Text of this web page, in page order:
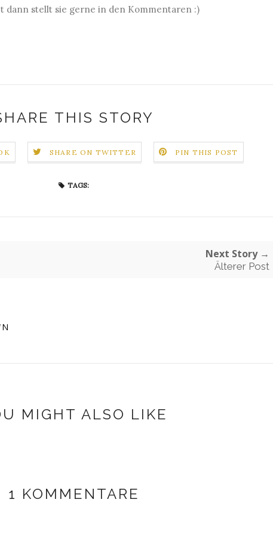
dann stellt sie gerne in den Kommentaren :)
THIS STORY
SHARE ON TWITTER PIN THIS POST
TAGS:
Next Story →
Älterer Post
MIGHT ALSO LIKE
1 KOMMENTARE